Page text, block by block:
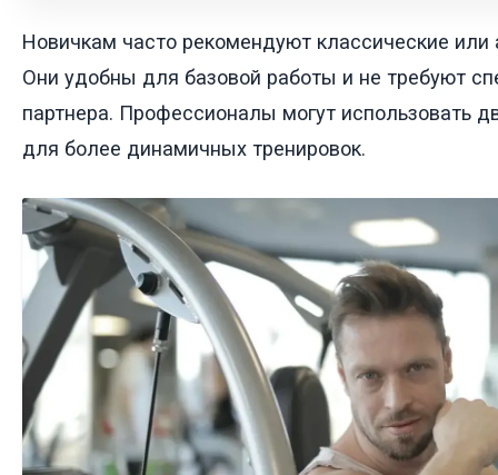
Новичкам часто рекомендуют классические
Они удобны для базовой работы и не требуют
партнера. Профессионалы могут использовать
для более динамичных тренировок.